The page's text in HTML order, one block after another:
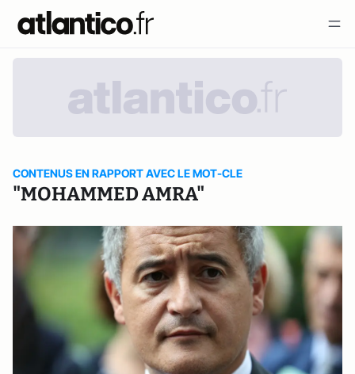
CONTENUS EN RAPPORT AVEC LE MOT-CLE
"MOHAMMED AMRA"